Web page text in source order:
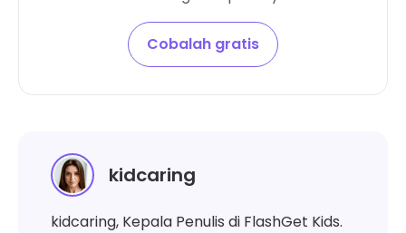
Cobalah gratis
kidcaring
kidcaring, Kepala Penulis di FlashGet Kids.